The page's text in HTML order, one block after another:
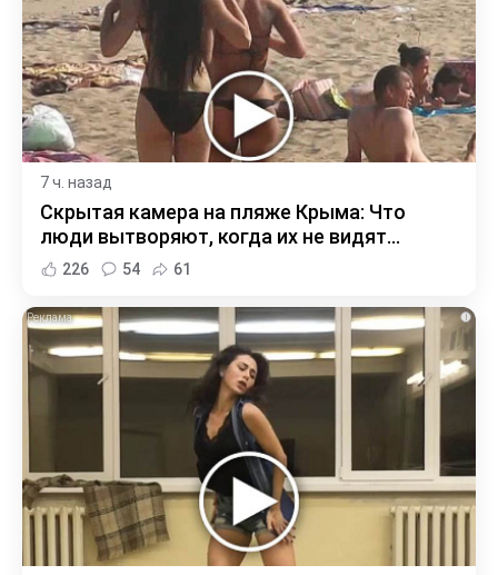
7 ч. назад
Скрытая камера на пляже Крыма: Что
люди вытворяют, когда их не видят...
226 54 61
i